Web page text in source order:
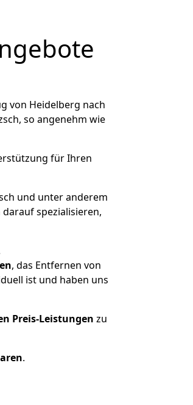
von Heidelberg nach
so angenehm wie
für Ihren
und unter anderem
spezialisieren,
, das Entfernen von
ist und haben uns
Preis-Leistungen zu
.